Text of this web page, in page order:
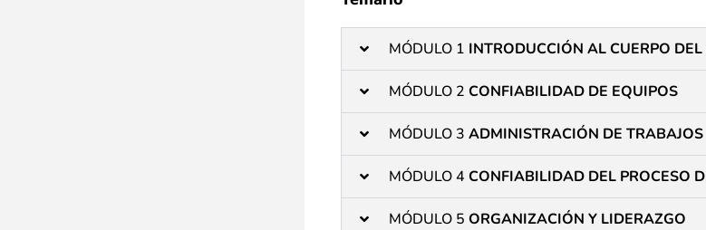
MÓDULO 1 INTRODUCCIÓN AL CUERPO
MÓDULO 2 CONFIABILIDAD DE EQUIPOS
MÓDULO 3 ADMINISTRACIÓN DE TRABAJOS
MÓDULO 4 CONFIABILIDAD DEL PROCESO
MÓDULO 5 ORGANIZACIÓN Y LIDERAZGO